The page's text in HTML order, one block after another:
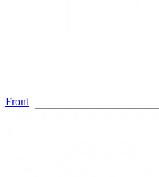
Front